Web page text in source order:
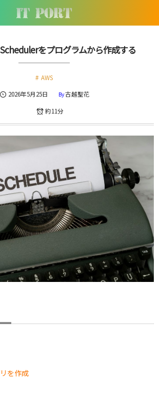
をプログラムから作成する
AWS
2026年5月25日
By古越聖花
約11分
を作成